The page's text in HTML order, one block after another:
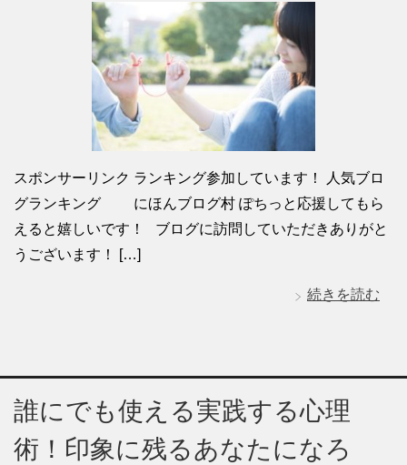
スポンサーリンク ランキング参加しています！ 人気ブロ
グランキング にほんブログ村 ぽちっと応援してもら
えると嬉しいです！ ブログに訪問していただきありがと
うございます！ […]
続きを読む
誰にでも使える実践する心理
術！印象に残るあなたになろ